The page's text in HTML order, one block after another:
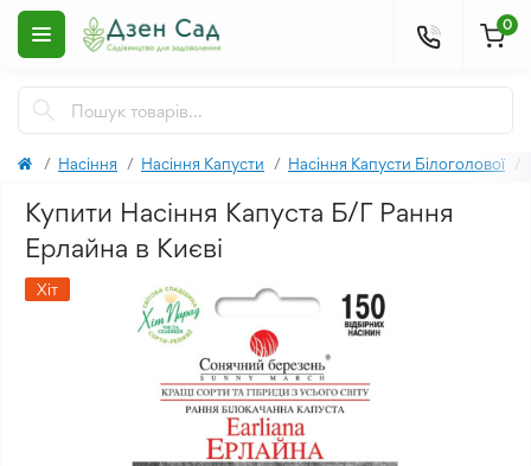
0
Насіння Насіння Капусти Насіння Капусти Білоголової
Купити Насіння Капуста Б/Г Рання
Ерлайна в Києві
Хіт